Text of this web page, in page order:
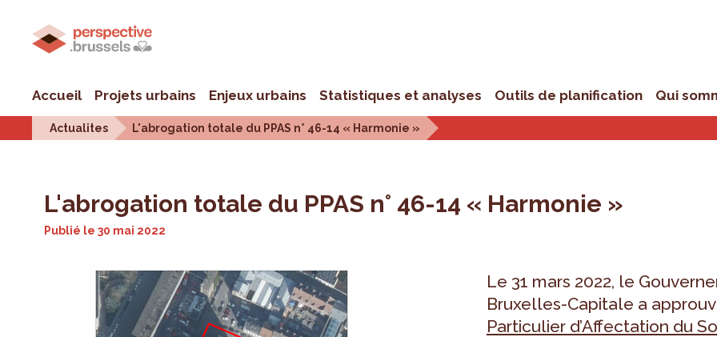
Accueil Projets urbains Enjeux urbains Statistiques et analyses Outils de planification Qui
Actualites L'abrogation totale du PPAS n° 46-14 « Harmonie »
L'abrogation totale du PPAS n° 46-14 « Harmonie »
Publié le30 mai 2022
Le 31 mars 2022, le
Bruxelles-Capitale a
Particulier d’Affectation du